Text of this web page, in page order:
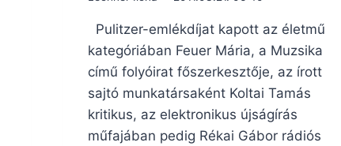
Pulitzer-emlékdíjat kapott az életmű
kategóriában Feuer Mária, a Muzsika
című folyóirat főszerkesztője, az írott
sajtó munkatársaként Koltai Tamás
kritikus, az elektronikus újságírás
műfajában pedig Rékai Gábor rádiós